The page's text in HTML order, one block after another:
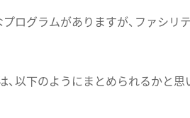
ログラムがありますが、ファシリ
以下のようにまとめられるかと思